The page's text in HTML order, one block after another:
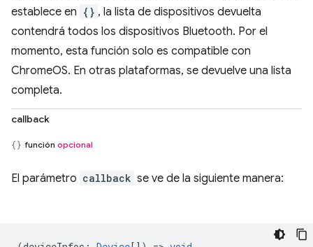
establece en {} , la lista de dispositivos devuelta
contendrá todos los dispositivos Bluetooth. Por el
momento, esta función solo es compatible con
ChromeOS. En otras plataformas, se devuelve una lista
completa.
callback
función opcional
El parámetro callback se ve de la siguiente manera: